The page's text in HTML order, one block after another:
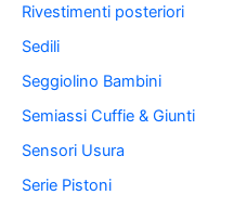
Rivestimenti posteriori
Sedili
Seggiolino Bambini
Semiassi Cuffie & Giunti
Sensori Usura
Serie Pistoni